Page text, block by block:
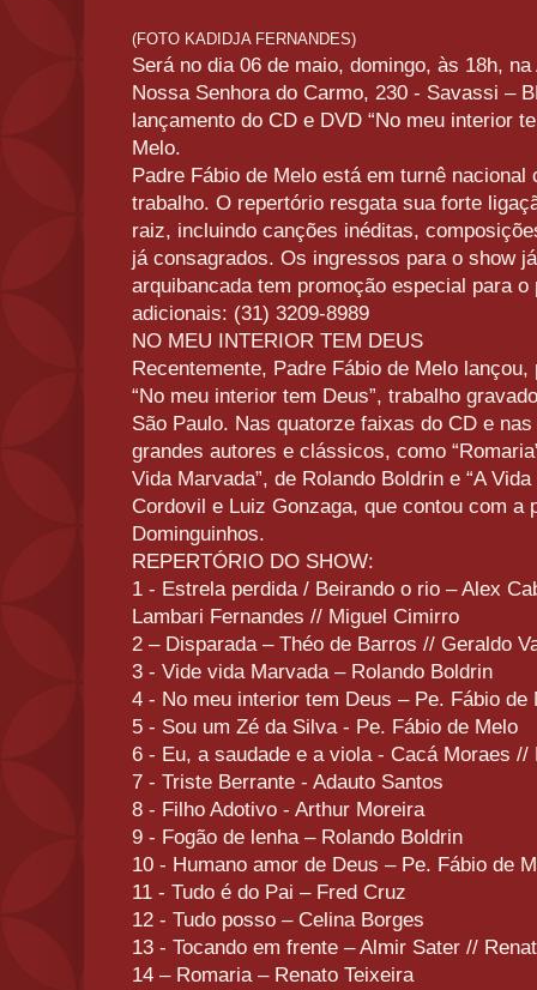
(FOTO KADIDJA FERNANDES)
Será no dia 06 de maio, domingo, às 18h,
Nossa Senhora do Carmo, 230 - Savassi –
lançamento do CD e DVD “No meu interior
Melo.
Padre Fábio de Melo está em turnê
trabalho. O repertório resgata sua forte
raiz, incluindo canções inéditas,
já consagrados. Os ingressos para o show
arquibancada tem promoção especial para
adicionais: (31) 3209-8989
NO MEU INTERIOR TEM DEUS
Recentemente, Padre Fábio de Melo
“No meu interior tem Deus”, trabalho
São Paulo. Nas quatorze faixas do CD e
grandes autores e clássicos, como
Vida Marvada”, de Rolando Boldrin e “A
Cordovil e Luiz Gonzaga, que contou com a
Dominguinhos.
REPERTÓRIO DO SHOW:
1 - Estrela perdida / Beirando o rio – Alex
Lambari Fernandes // Miguel Cimirro
2 – Disparada – Théo de Barros // Geraldo
3 - Vide vida Marvada – Rolando Boldrin
4 - No meu interior tem Deus – Pe. Fábio de
5 - Sou um Zé da Silva - Pe. Fábio de Melo
6 - Eu, a saudade e a viola - Cacá Moraes //
7 - Triste Berrante - Adauto Santos
8 - Filho Adotivo - Arthur Moreira
9 - Fogão de lenha – Rolando Boldrin
10 - Humano amor de Deus – Pe. Fábio de
11 - Tudo é do Pai – Fred Cruz
12 - Tudo posso – Celina Borges
13 - Tocando em frente – Almir Sater //
14 – Romaria – Renato Teixeira